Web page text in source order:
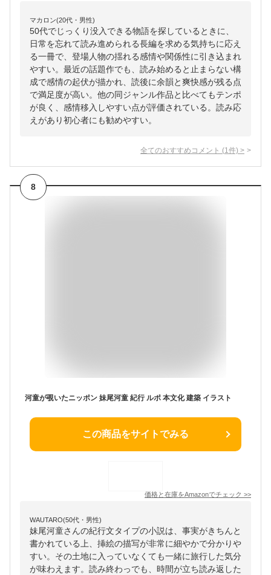
マカロン(20代・男性)
50代でじっくり没入できる物語を探しているときに、
日常を忘れて読み進められる長編を求める気持ちに応え
る一冊で、登場人物の揺れる感情や関係性に引き込まれ
やすい。最近の話題作でも、読み始めると止まらない構
成で感情の起伏が描かれ、読後に余韻と爽快感が残る点
で満足度が高い。他の同ジャンル作品と比べてもテンポ
が良く、感情移入しやすい点が評価されている。読み応
えがあり初心者にも勧めやすい。
全てのおすすめコメント (1 件) >
8
河童が覗いたニッポン 妹尾河童 紀行 ルポ 本文化 建築 イラスト
この商品をサイトでみる
価格と在庫をAmazonでチェック >>
WAUTARO(50代・男性)
妹尾河童さんの紀行文タイプの小説は、事実がきちんと
書かれている上、挿絵の描写が非常に細やかで分かりや
すい。その土地に入っていなくても一緒に旅行した気分
が味わえます。読み終わっでも、時間が立ち読み返した